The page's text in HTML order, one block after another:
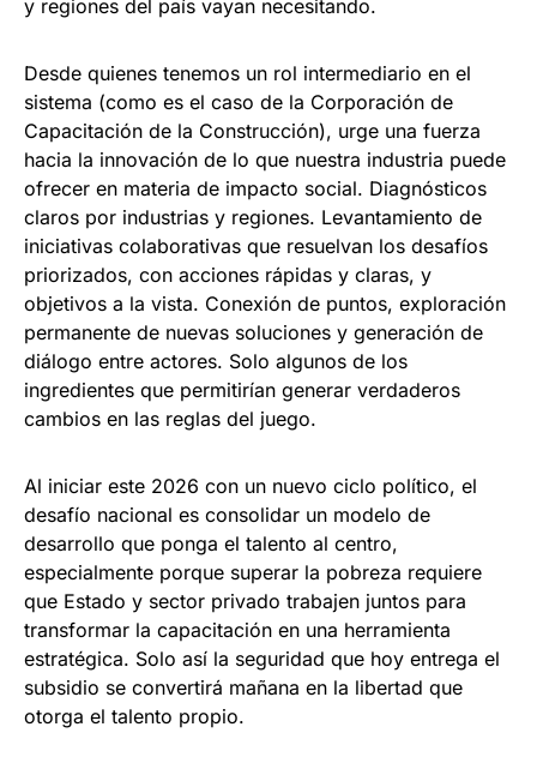
y regiones del país vayan necesitando.
Desde quienes tenemos un rol intermediario en el
sistema (como es el caso de la Corporación de
Capacitación de la Construcción), urge una fuerza
hacia la innovación de lo que nuestra industria puede
ofrecer en materia de impacto social. Diagnósticos
claros por industrias y regiones. Levantamiento de
iniciativas colaborativas que resuelvan los desafíos
priorizados, con acciones rápidas y claras, y
objetivos a la vista. Conexión de puntos, exploración
permanente de nuevas soluciones y generación de
diálogo entre actores. Solo algunos de los
ingredientes que permitirían generar verdaderos
cambios en las reglas del juego.
Al iniciar este 2026 con un nuevo ciclo político, el
desafío nacional es consolidar un modelo de
desarrollo que ponga el talento al centro,
especialmente porque superar la pobreza requiere
que Estado y sector privado trabajen juntos para
transformar la capacitación en una herramienta
estratégica. Solo así la seguridad que hoy entrega el
subsidio se convertirá mañana en la libertad que
otorga el talento propio.